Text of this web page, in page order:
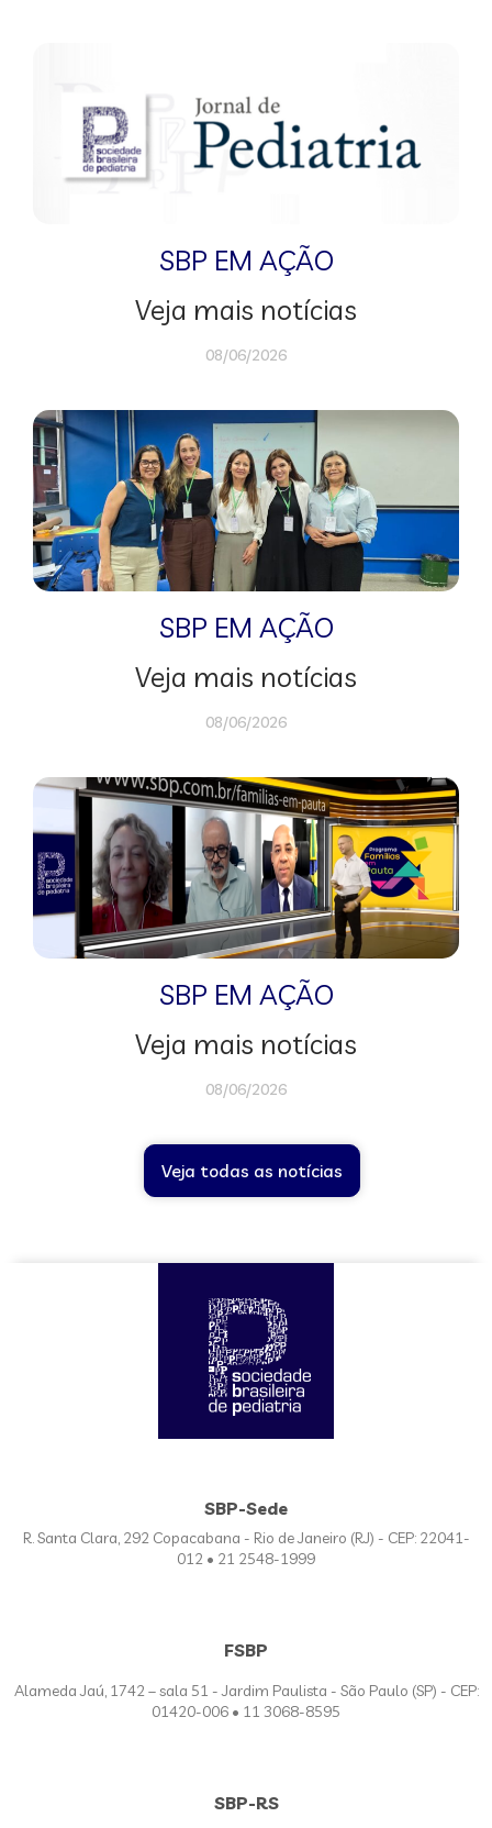
SBP EM AÇÃO
Veja mais notícias
08/06/2026
SBP EM AÇÃO
Veja mais notícias
08/06/2026
SBP EM AÇÃO
Veja mais notícias
08/06/2026
Veja todas as notícias
SBP-Sede
R. Santa Clara, 292 Copacabana - Rio de Janeiro (RJ) - CEP: 22041-
012 • 21 2548-1999
FSBP
Alameda Jaú, 1742 – sala 51 - Jardim Paulista - São Paulo (SP) - CEP:
01420-006 • 11 3068-8595
SBP-RS